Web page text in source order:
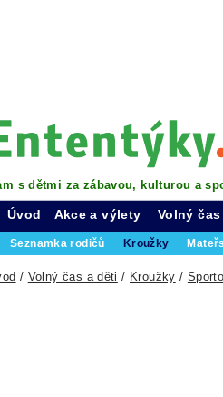
s dětmi za zábavou, kulturou a
Úvod Akce a výlety Volný
Seznamka rodičů Kroužky
/ Volný čas a děti / Kroužky /